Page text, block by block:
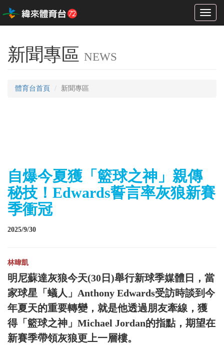
Toggle
新聞專區 NEWS
體育台首頁 新聞專區
自爆今夏獲「籃球之神」親傳
秘技！Edwards誓言率灰狼新賽
季衝冠
2025/9/30
林暐凱
明尼蘇達灰狼今天(30日)舉行新球季媒體日，當
家球星「蟻人」Anthony Edwards受訪時談到今
年夏天的重要轉變，就是他透過朋友牽線，獲
得「籃球之神」Michael Jordan的指點，期望在
新賽季帶領灰狼更上一層樓。